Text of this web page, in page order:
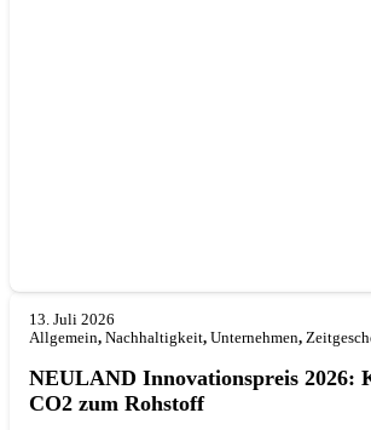
13. Juli 2026
Allgemein, Nachhaltigkeit, Unternehmen,
NEULAND Innovationspreis 2026:
CO2 zum Rohstoff